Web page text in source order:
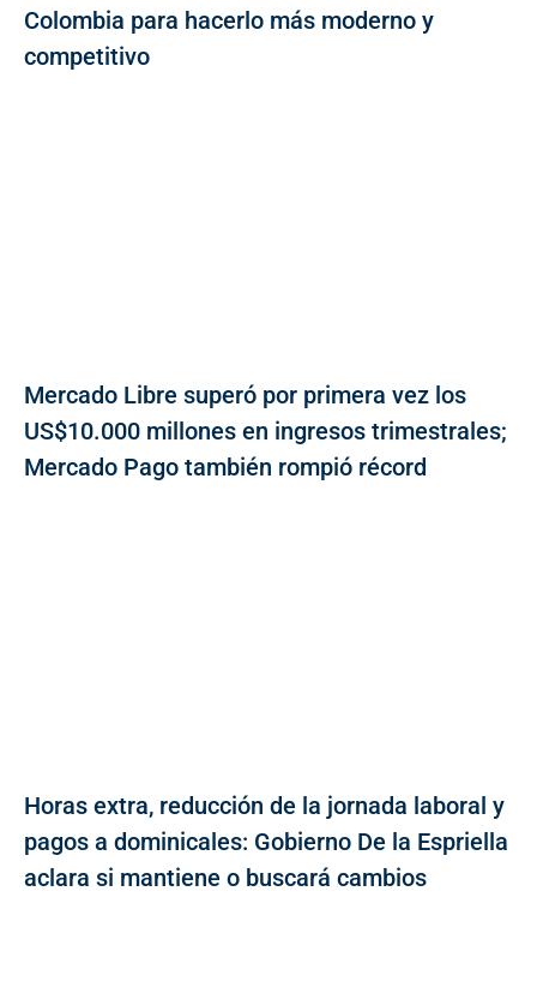
Colombia para hacerlo más moderno y
competitivo
Mercado Libre superó por primera vez los
US$10.000 millones en ingresos trimestrales;
Mercado Pago también rompió récord
Horas extra, reducción de la jornada laboral y
pagos a dominicales: Gobierno De la Espriella
aclara si mantiene o buscará cambios